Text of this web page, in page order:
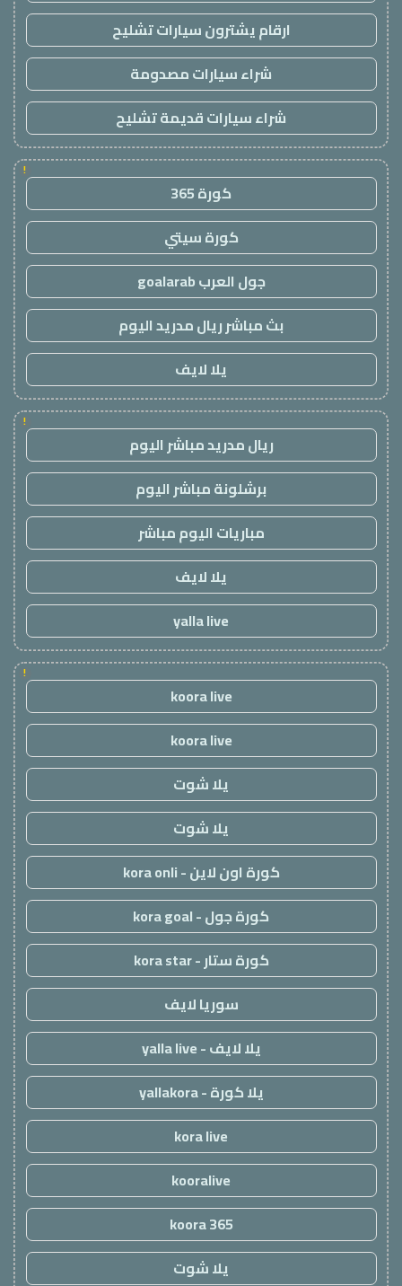
ارقام يشترون سيارات تشليح
شراء سيارات مصدومة
شراء سيارات قديمة تشليح
!
كورة 365
كورة سيتي
جول العرب goalarab
بث مباشر ريال مدريد اليوم
يلا لايف
!
ريال مدريد مباشر اليوم
برشلونة مباشر اليوم
مباريات اليوم مباشر
يلا لايف
yalla live
!
koora live
koora live
يلا شوت
يلا شوت
كورة اون لاين - kora onli
كورة جول - kora goal
كورة ستار - kora star
سوريا لايف
يلا لايف - yalla live
يلا كورة - yallakora
kora live
kooralive
koora 365
يلا شوت